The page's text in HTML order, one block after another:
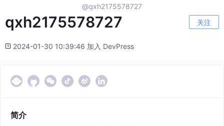
@qxh2175578727
qxh2175578727 关注
2024-01-30 10:39:46 加入 DevPress
简介